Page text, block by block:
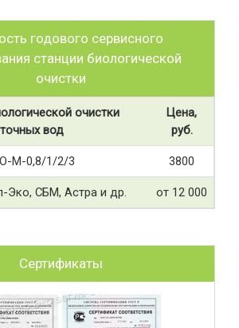
годового сервисного
станции биологической
очистки
очистки
вод
Цена,
руб.
М-0,8/1/2/3 3800
Эко, СБМ, Астра и др. от 12 000
Сертификаты